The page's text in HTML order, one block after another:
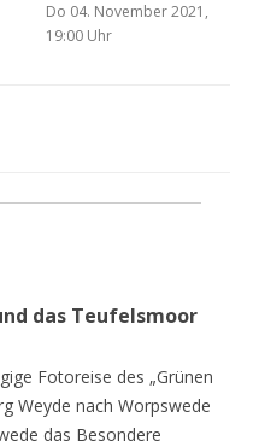
Do 04. November 2021,
19:00 Uhr
das Teufelsmoor
Fotoreise des „Grünen
Weyde nach Worpswede
das Besondere